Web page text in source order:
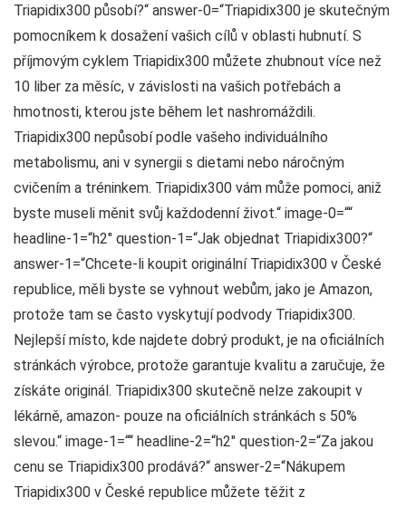
Triapidix300 působí?“ answer-0=“Triapidix300 je skutečným
pomocníkem k dosažení vašich cílů v oblasti hubnutí. S
příjmovým cyklem Triapidix300 můžete zhubnout více než
10 liber za měsíc, v závislosti na vašich potřebách a
hmotnosti, kterou jste během let nashromáždili.
Triapidix300 nepůsobí podle vašeho individuálního
metabolismu, ani v synergii s dietami nebo náročným
cvičením a tréninkem. Triapidix300 vám může pomoci, aniž
byste museli měnit svůj každodenní život.“ image-0=““
headline-1=“h2″ question-1=“Jak objednat Triapidix300?“
answer-1=“Chcete-li koupit originální Triapidix300 v České
republice, měli byste se vyhnout webům, jako je Amazon,
protože tam se často vyskytují podvody Triapidix300.
Nejlepší místo, kde najdete dobrý produkt, je na oficiálních
stránkách výrobce, protože garantuje kvalitu a zaručuje, že
získáte originál. Triapidix300 skutečně nelze zakoupit v
lékárně, amazon- pouze na oficiálních stránkách s 50%
slevou.“ image-1=““ headline-2=“h2″ question-2=“Za jakou
cenu se Triapidix300 prodává?“ answer-2=“Nákupem
Triapidix300 v České republice můžete těžit z